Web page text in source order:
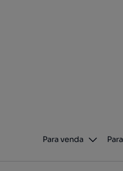
Para venda